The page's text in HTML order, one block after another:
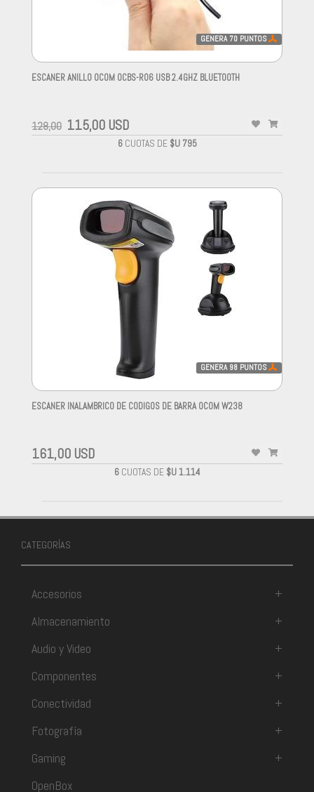
GENERA 70 PUNTOS
ESCANER ANILLO OCOM OCBS-R06 USB 2.4GHZ BLUETOOTH
128,00 115,00 USD
6CUOTAS DE $U 795
GENERA 98 PUNTOS
ESCANER INALAMBRICO DE CODIGOS DE BARRA OCOM W238
161,00 USD
6CUOTAS DE $U 1.114
CATEGORÍAS
Accesorios
+
Almacenamiento
+
Audio y Video
+
Componentes
+
Conectividad
+
Fotografía
+
Gaming
+
OpenBox